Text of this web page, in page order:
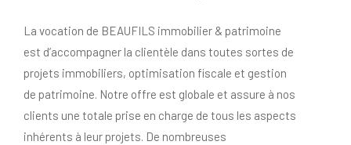
La vocation de BEAUFILS immobilier & patrimoine
est d’accompagner la clientèle dans toutes sortes de
projets immobiliers, optimisation fiscale et gestion
de patrimoine. Notre offre est globale et assure à nos
clients une totale prise en charge de tous les aspects
inhérents à leur projets. De nombreuses